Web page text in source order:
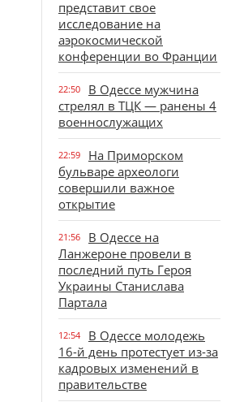
представит свое
исследование на
аэрокосмической
конференции во Франции
22:50
В Одессе мужчина
стрелял в ТЦК — ранены 4
военнослужащих
22:59
На Приморском
бульваре археологи
совершили важное
открытие
21:56
В Одессе на
Ланжероне провели в
последний путь Героя
Украины Станислава
Партала
12:54
В Одессе молодежь
16-й день протестует из-за
кадровых изменений в
правительстве